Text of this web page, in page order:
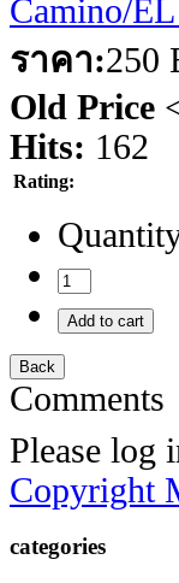
ราคา:250
Old Price
Hits: 162
Rating:
Comments
Please log
Copyright
categories